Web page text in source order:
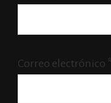
Correo electrónico *